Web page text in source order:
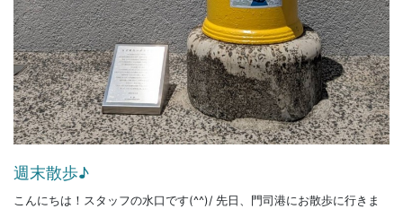
週末散歩♪
こんにちは！スタッフの水口です(^^)/ 先日、門司港にお散歩に行きま